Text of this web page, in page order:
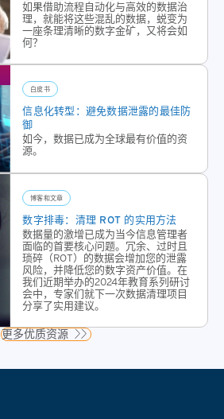
如果借助流程自动化与高效的数据治
理，就能将这些混乱的数据，蜕变为
一座条理清晰的数字金矿，又将会如
何？
白皮书
信息化转型：避免数据泄露的最佳防
御
如今，数据已成为全球最有价值的资
源。
博客和文章
数字排毒：清理 ROT 的实用方法
数据量的激增已成为当今信息管理者
面临的首要核心问题。冗余、过时且
琐碎（ROT）的数据会增加您的泄露
风险，并降低您的数字资产价值。在
我们近期举办的2024年教育系列研讨
会中，专家们就下一次数据清理项目
分享了实用建议。
更多优质资源